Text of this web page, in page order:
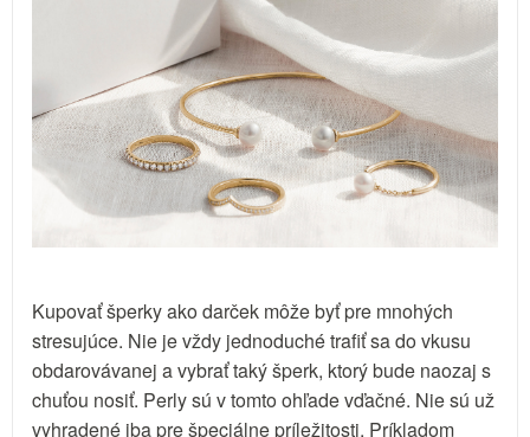
Kupovať šperky ako darček môže byť pre mnohých
stresujúce. Nie je vždy jednoduché trafiť sa do vkusu
obdarovávanej a vybrať taký šperk, ktorý bude naozaj s
chuťou nosiť. Perly sú v tomto ohľade vďačné. Nie sú už
vyhradené iba pre špeciálne príležitosti. Príkladom